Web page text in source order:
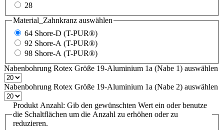
28
Material_Zahnkranz auswählen
64 Shore-D (T-PUR®)
92 Shore-A (T-PUR®)
98 Shore-A (T-PUR®)
Nabenbohrung Rotex Größe 19-Aluminium 1a (Nabe 1) auswählen
Nabenbohrung Rotex Größe 19-Aluminium 1a (Nabe 2) auswählen
Produkt Anzahl: Gib den gewünschten Wert ein oder benutze
die Schaltflächen um die Anzahl zu erhöhen oder zu
reduzieren.